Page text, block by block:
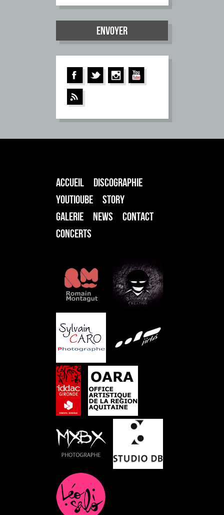
ACCUEIL
DISCOGRAPHIE
YOUTIOUBE
STORY
GALERIE
NEWS
CONTACT
CONCERTS